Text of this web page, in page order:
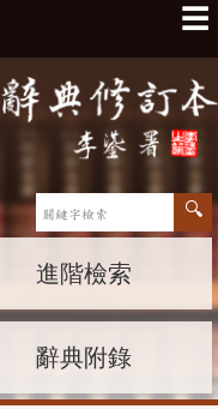
☰
進階檢索
辭典附錄